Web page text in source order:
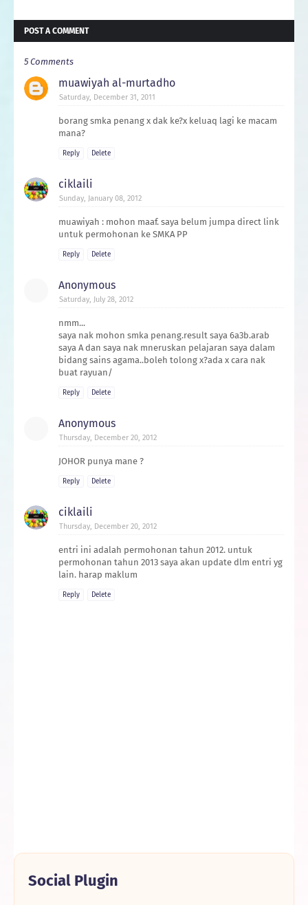
POST A COMMENT
5 Comments
muawiyah al-murtadho
Saturday, December 31, 2011
borang smka penang x dak ke?x keluaq lagi ke macam
mana?
Reply Delete
ciklaili
Sunday, January 08, 2012
muawiyah : mohon maaf. saya belum jumpa direct link
untuk permohonan ke SMKA PP
Reply Delete
Anonymous
Saturday, July 28, 2012
nmm...
saya nak mohon smka penang.result saya 6a3b.arab
saya A dan saya nak mneruskan pelajaran saya dalam
bidang sains agama..boleh tolong x?ada x cara nak
buat rayuan/
Reply Delete
Anonymous
Thursday, December 20, 2012
JOHOR punya mane ?
Reply Delete
ciklaili
Thursday, December 20, 2012
entri ini adalah permohonan tahun 2012. untuk
permohonan tahun 2013 saya akan update dlm entri yg
lain. harap maklum
Reply Delete
Social Plugin